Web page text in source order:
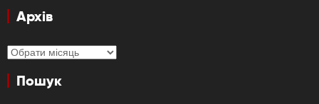
Архів
Архів
Пошук